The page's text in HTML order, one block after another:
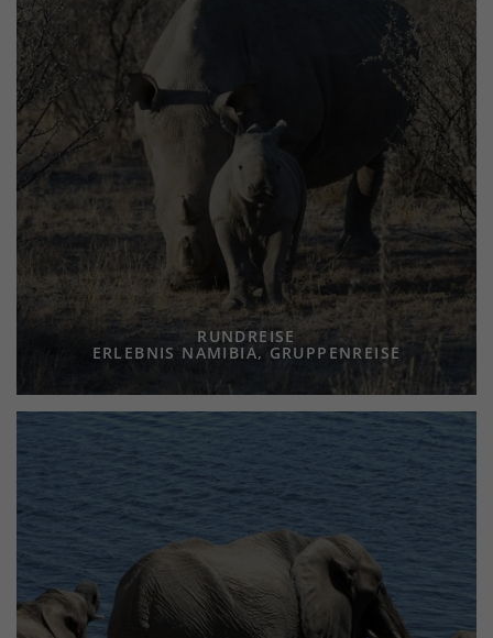
RUNDREISE
ERLEBNIS NAMIBIA, GRUPPENREISE